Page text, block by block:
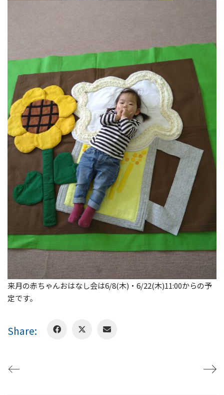
来月の赤ちゃんおはなし会は6/8(木)・6/22(木)11:00からの予
定です。
Share: